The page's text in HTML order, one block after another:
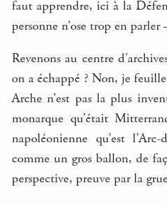
faut apprendre, ici à la
personne n’ose trop en
Revenons au centre
on a échappé ? Non, je
Arche n’est pas la plus
monarque qu’était
napoléonienne qu’est
comme un gros ballon, de
perspective, preuve par la